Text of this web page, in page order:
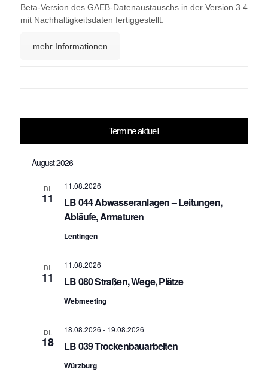
Beta-Version des GAEB-Datenaustauschs in der Version 3.4
mit Nachhaltigkeitsdaten fertiggestellt.
mehr Informationen
Termine aktuell
August 2026
DI.
11
LB 044 Abwasseranlagen – Leitungen,
Abläufe, Armaturen
11.08.2026
Lentingen
DI.
11 LB 080 Straßen, Wege, Plätze
11.08.2026
Webmeeting
DI.
18 LB 039 Trockenbauarbeiten
18.08.2026 - 19.08.2026
Würzburg